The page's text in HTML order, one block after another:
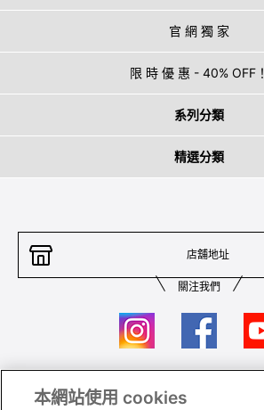
官 網 獨 家
限 時 優 惠 - 40% OFF！
系列分類
精選分類
店舖地址
關注我們
聯絡我們
本網站使用 cookies